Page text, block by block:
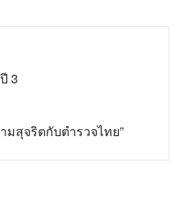
3
มสุจริตกับตำรวจไทย”